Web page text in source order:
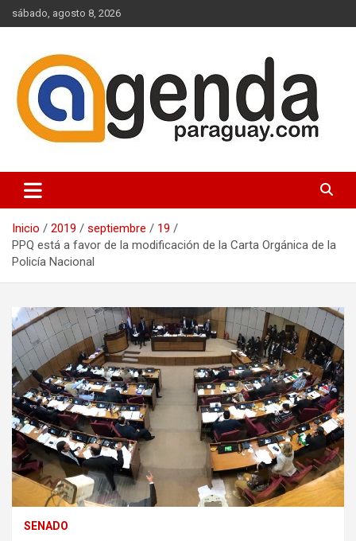
Saltar
al
sábado, agosto 8, 2026
Agenda Paraguay
Inicio 2019 septiembre
19
PPQ está a favor de la modificación de la Carta Orgánica de la
Policía Nacional
SENADO